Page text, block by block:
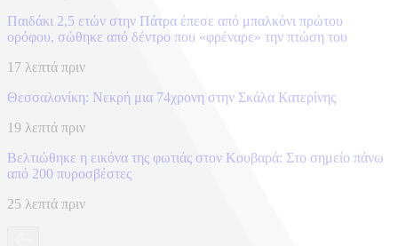
Παιδάκι 2,5 ετών στην Πάτρα έπεσε από μπαλκόνι πρώτου
ορόφου, σώθηκε από δέντρο που «φρέναρε» την πτώση του
17 λεπτά πριν
Θεσσαλονίκη: Νεκρή μια 74χρονη στην Σκάλα Κατερίνης
19 λεπτά πριν
Βελτιώθηκε η εικόνα της φωτιάς στον Κουβαρά: Στο σημείο πάνω
από 200 πυροσβέστες
25 λεπτά πριν